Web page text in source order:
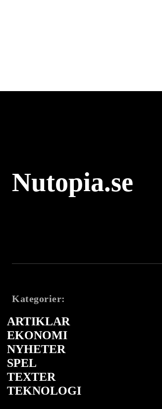
Nutopia.se
Kategorier:
ARTIKLAR
EKONOMI
NYHETER
SPEL
TEXTER
TEKNOLOGI